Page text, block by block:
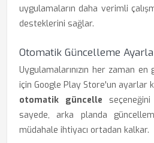
uygulamaların daha verimli
desteklerini sağlar.
Otomatik Güncelleme
Uygulamalarınızın her zaman
için Google Play Store'un ayarlar
otomatik güncelle
sayede, arka planda
müdahale ihtiyacı ortadan kalkar.